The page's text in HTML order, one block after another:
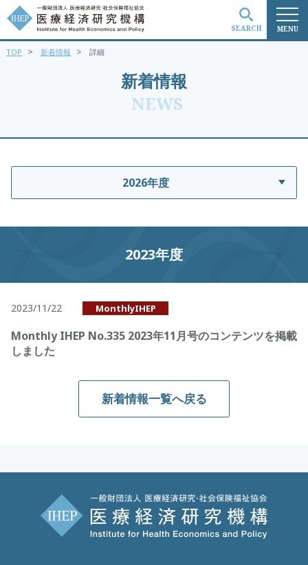
MENU
SEARCH
新着情報
NEWS
TOP > 新着情報 > 詳細
2026年度
2023年度
2023/11/22 MonthlyIHEP
Monthly IHEP No.335 2023年11月号のコンテンツを掲載
しました
新着情報一覧へ戻る